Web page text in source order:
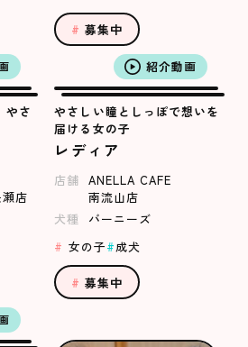
募集中
やさ
店
紹介動画
やさしい瞳としっぽで想いを
届ける女の子
レディア
店舗 ANELLA CAFE
南流山店
犬種
バーニーズ
女の子
成犬
募集中